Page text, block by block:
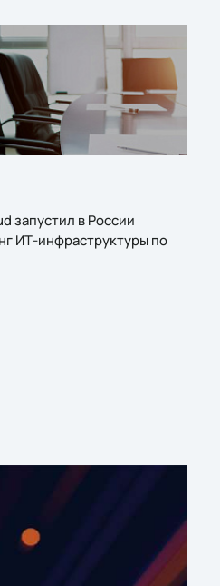
запустил в России
ИТ-инфраструктуры по